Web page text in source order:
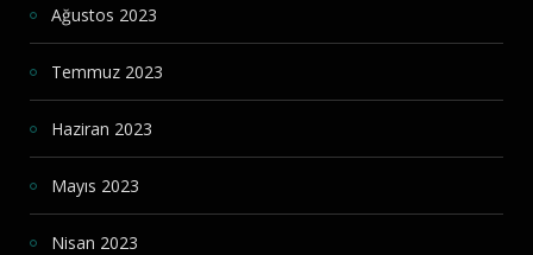
Ağustos 2023
Temmuz 2023
Haziran 2023
Mayıs 2023
Nisan 2023